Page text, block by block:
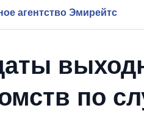
агентство Эмирейтс
по